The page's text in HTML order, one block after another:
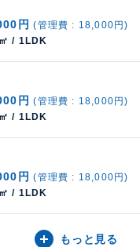
円 (管理費 : 18,000円)
/ 1LDK
円 (管理費 : 18,000円)
/ 1LDK
円 (管理費 : 18,000円)
/ 1LDK
もっと見る